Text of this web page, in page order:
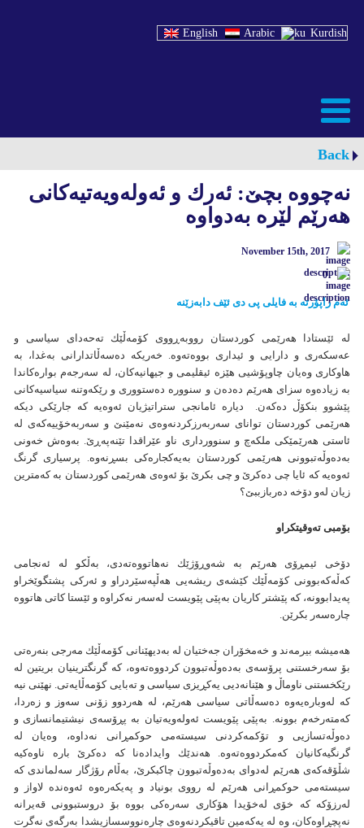
English Arabic Kurdish
Back
نه‌چووه‌ بچێ: ئه‌رك و ئه‌وله‌ويه‌تيه‌كانی
هه‌رێم لێره‌ به‌دواوه
November 15th, 2017
0
ئەم راپۆرتە بە فایلی پی دی ئێف دابەزێنە
له‌ ئێستادا هه‌رێمی كوردستان رووبه‌ڕووی كۆمه‌ڵێك ته‌حه‌دای سياسی و
عه‌سكه‌ری و دارايی و ئيداری بووه‌ته‌وه‌. خه‌ريكه‌ ده‌سه‌ڵاتدارانی به‌غدا، به‌
هاوكاری وه‌يان چاوپۆشيی هێزه‌ ئيقليمی و جيهانيه‌كان، له‌ سه‌رجه‌م بواره‌كاندا
به‌ زياده‌وه‌ سزای هه‌رێم ده‌ده‌ن و سنووره‌ ده‌ستووری و رێكه‌وتنه‌ سياسيه‌كانی
پێشوو بنكۆڵ ده‌كه‌ن. دياره‌ ئامانجی ستراتيژیان‌ ئه‌وه‌يه‌ كه‌ جارێكی ديكه‌
هه‌رێمی كوردستان توانای سه‌ربه‌رزكردنه‌وه‌ی نه‌مێنێ و سه‌ربه‌خۆييه‌كه‌ی له‌‌
ئاستی هه‌رێمێكی ملكه‌چ و سنوورداری ناو عێراقدا تێنه‌په‌ڕێ. به‌وه‌ش خه‌ونی
به‌ده‌وڵه‌تبوونی هه‌رێمی كوردستان به‌يه‌كجاره‌كی بسڕنه‌وه‌‌. پرسياری گرنگ
ئه‌وه‌يه‌ كه‌ ئايا چی ده‌كرێ و چی بكرێ بۆ ئه‌وه‌ی هه‌رێمی كوردستان به‌ كه‌مترين
زيان له‌و دۆخه‌ ده‌ربازببێ؟
بۆمبی ته‌وقيتكراو
دۆخی ئيمڕۆی هه‌رێم به‌ شه‌وڕۆژێك نه‌هاتووه‌ته‌دی، به‌ڵكو له‌ ئه‌نجامی
كه‌ڵه‌كه‌بوونی كۆمه‌ڵێك كێشه‌ی ريشه‌یی هه‌ڵپه‌سێردراو و ئه‌ركی پشتگوێخراو
په‌يدابوونه‌، كه‌ پێشتر كاريان به‌پێی پێويست له‌سه‌ر نه‌كراوه‌ و ئێستا كاتی هاتووه‌
چاره‌سه‌ر بكرێن.
هه‌ميشه‌ بيرمه‌ند و خه‌مخۆران جه‌ختيان له‌ به‌ديهێنانی كۆمه‌ڵێك مه‌رجی بنه‌ره‌تی
بۆ سه‌رخستنی پرۆسه‌ی به‌ده‌وڵه‌تبوون كردووه‌ته‌وه، كه‌ گرنگترينيان بريتين له‌
رێكخستنی ناوماڵ و هێنانه‌ديی يه‌كڕيزی سياسی و ته‌بايی كۆمه‌ڵايه‌تی. نهێنی نيه‌
كه‌ له‌وباره‌يه‌وه‌ ده‌سه‌ڵاتی سياسی هه‌رێم، له‌ هه‌ردوو زۆنی سه‌وز و زه‌ردا،
كه‌مته‌رخه‌م بوونه‌. به‌پێی پێويست ئه‌وله‌ويه‌تیان به‌ پڕۆسه‌ی نيشتيمانسازی و
ده‌وڵه‌تسازيی و تۆكمه‌كردنی سيسته‌می حوكمڕانی نه‌داوه، وه‌يان له‌
گرنگيه‌كانیان كه‌مكردووه‌ته‌وه. هه‌ندێك وایداده‌نا كه‌ ده‌كرێ باره‌ ناوه‌كيه‌
شڵۆقه‌كه‌ی هه‌رێم له‌دوای به‌ده‌وڵه‌تبوون چاكبكرێ، به‌ڵام رۆژگار سه‌لماندی كه‌
سيسته‌می حوكمڕانی هه‌رێم له‌ رووی بونياد و په‌يكه‌ره‌وه‌ ئه‌وه‌نده‌ لاواز و
له‌رزۆكه كه‌ خۆی له‌خۆيدا هۆكاری سه‌ره‌كی بووه‌ بۆ دروستبوونی قه‌يرانه‌‌
نه‌پچڕاوه‌‌كان‌، وه له‌ يه‌كه‌مين تاقیكردنه‌وه‌ی چاره‌نووسسازيشدا به‌رگه‌ی‌ نه‌گرت